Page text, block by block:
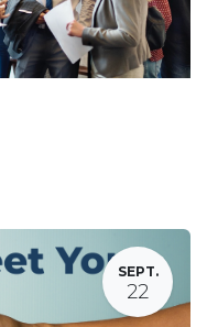
SEPT.
22